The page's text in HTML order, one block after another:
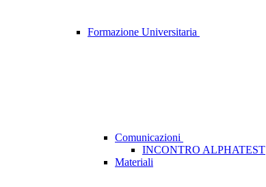
Formazione Universitaria
Comunicazioni
INCONTRO ALPHATEST
Materiali